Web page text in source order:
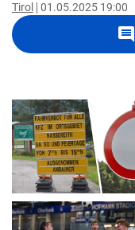
Tirol 01.05.2025 19:00
comment